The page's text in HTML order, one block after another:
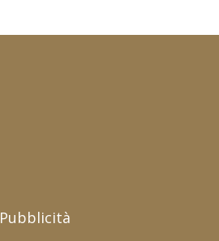
Pubblicità